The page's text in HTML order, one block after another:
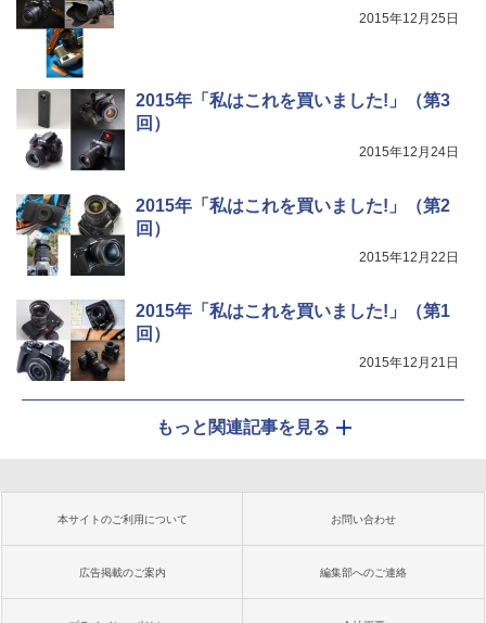
2015年12月25日
2015年「私はこれを買いました!」（第3
回）
2015年12月24日
2015年「私はこれを買いました!」（第2
回）
2015年12月22日
2015年「私はこれを買いました!」（第1
回）
2015年12月21日
もっと関連記事を見る
本サイトのご利用について お問い合わせ
広告掲載のご案内 編集部へのご連絡